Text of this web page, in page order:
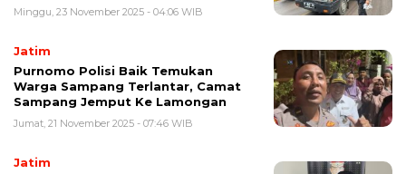
Minggu, 23 November 2025 - 04:06 WIB
Jatim
Purnomo Polisi Baik Temukan
Warga Sampang Terlantar, Camat
Sampang Jemput Ke Lamongan
Jumat, 21 November 2025 - 07:46 WIB
Jatim